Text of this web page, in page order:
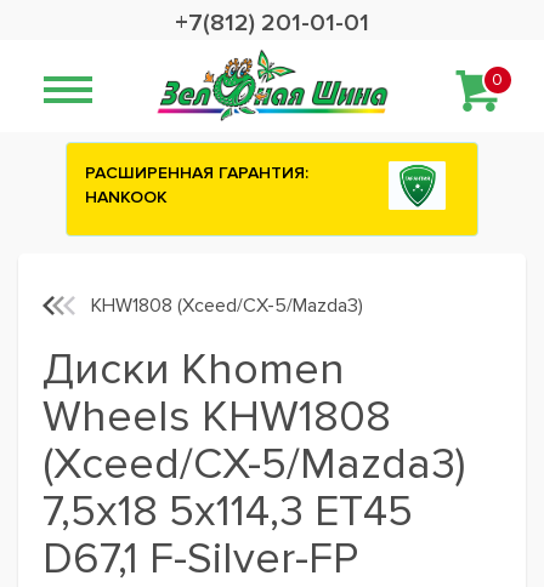
+7(812) 201-01-01
0
Сashback 2500 рублей на зимние
KHW1808 (Xceed/CX-5/Mazda3)
Диски Khomen
Wheels KHW1808
(Xceed/CX-5/Mazda3)
7,5x18 5x114,3 ET45
D67,1 F-Silver-FP